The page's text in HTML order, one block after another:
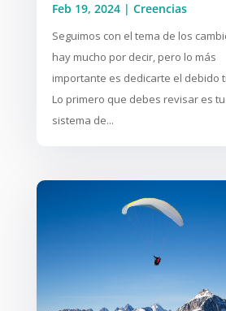
Feb 19, 2024| Creencias
Seguimos con el tema de los
hay mucho por decir, pero lo más
importante es dedicarte el debido
Lo primero que debes revisar es tu
sistema de...